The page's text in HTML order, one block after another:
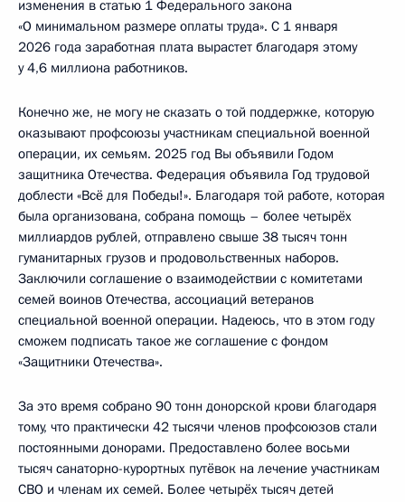
изменения в статью 1 Федерального закона
«О минимальном размере оплаты труда». С 1 января
2026 года заработная плата вырастет благодаря этому
у 4,6 миллиона работников.
Конечно же, не могу не сказать о той поддержке, которую
оказывают профсоюзы участникам специальной военной
операции, их семьям. 2025 год Вы объявили Годом
защитника Отечества. Федерация объявила Год трудовой
доблести «Всё для Победы!». Благодаря той работе, которая
была организована, собрана помощь – более четырёх
миллиардов рублей, отправлено свыше 38 тысяч тонн
гуманитарных грузов и продовольственных наборов.
Заключили соглашение о взаимодействии с комитетами
семей воинов Отечества, ассоциаций ветеранов
специальной военной операции. Надеюсь, что в этом году
сможем подписать такое же соглашение с фондом
«Защитники Отечества».
За это время собрано 90 тонн донорской крови благодаря
тому, что практически 42 тысячи членов профсоюзов стали
постоянными донорами. Предоставлено более восьми
тысяч санаторно-курортных путёвок на лечение участникам
СВО и членам их семей. Более четырёх тысяч детей